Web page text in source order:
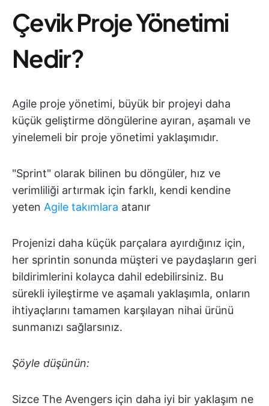
Çevik Proje Yönetimi
Nedir?
Agile proje yönetimi, büyük bir projeyi daha
küçük geliştirme döngülerine ayıran, aşamalı ve
yinelemeli bir proje yönetimi yaklaşımıdır.
"Sprint" olarak bilinen bu döngüler, hız ve
verimliliği artırmak için farklı, kendi kendine
yeten Agile takımlara atanır
Projenizi daha küçük parçalara ayırdığınız için,
her sprintin sonunda müşteri ve paydaşların geri
bildirimlerini kolayca dahil edebilirsiniz. Bu
sürekli iyileştirme ve aşamalı yaklaşımla, onların
ihtiyaçlarını tamamen karşılayan nihai ürünü
sunmanızı sağlarsınız.
Şöyle düşünün:
Sizce The Avengers için daha iyi bir yaklaşım ne